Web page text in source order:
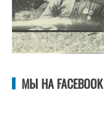
МЫ НА FACEBOOK